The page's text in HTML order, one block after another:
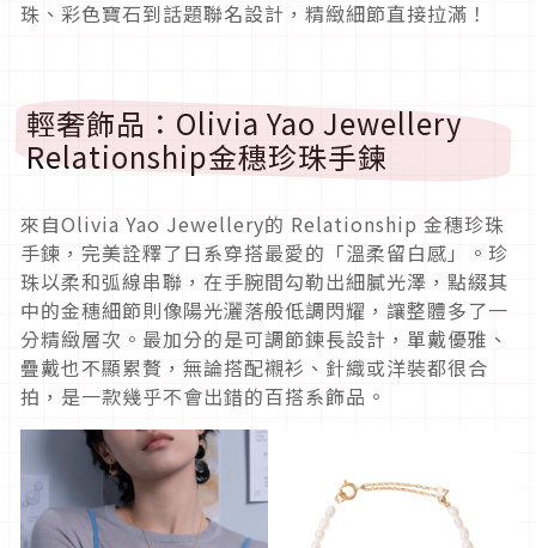
珠、彩色寶石到話題聯名設計，精緻細節直接拉滿！
輕奢飾品：Olivia Yao Jewellery
Relationship金穗珍珠手鍊
來自Olivia Yao Jewellery的 Relationship 金穗珍珠
手鍊，完美詮釋了日系穿搭最愛的「溫柔留白感」。珍
珠以柔和弧線串聯，在手腕間勾勒出細膩光澤，點綴其
中的金穗細節則像陽光灑落般低調閃耀，讓整體多了一
分精緻層次。最加分的是可調節鍊長設計，單戴優雅、
疊戴也不顯累贅，無論搭配襯衫、針織或洋裝都很合
拍，是一款幾乎不會出錯的百搭系飾品。